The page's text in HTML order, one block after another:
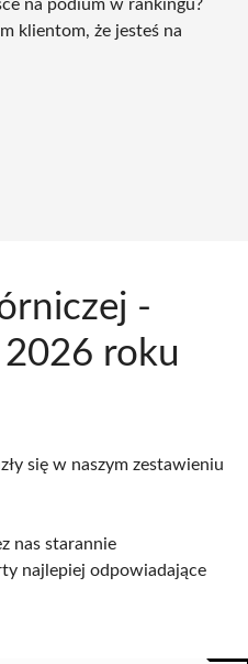
na podium w rankingu?
klientom, że jesteś na
-
2026 roku
się w naszym zestawieniu
nas starannie
najlepiej odpowiadające